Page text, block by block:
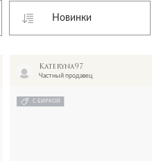
Kateryna97
Частный продавец
С БИРКОЙ